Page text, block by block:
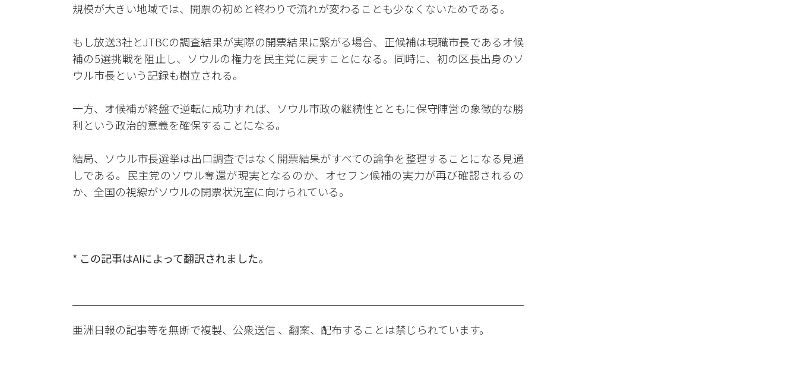
規模が大きい地域では、開票の初めと終わりで流れが変わることも少なくないためである。
もし放送3社とJTBCの調査結果が実際の開票結果に繋がる場合、正候補は現職市長であるオ候
補の5選挑戦を阻止し、ソウルの権力を民主党に戻すことになる。同時に、初の区長出身のソ
ウル市長という記録も樹立される。
一方、オ候補が終盤で逆転に成功すれば、ソウル市政の継続性とともに保守陣営の象徴的な勝
利という政治的意義を確保することになる。
結局、ソウル市長選挙は出口調査ではなく開票結果がすべての論争を整理することになる見通
しである。民主党のソウル奪還が現実となるのか、オセフン候補の実力が再び確認されるの
か、全国の視線がソウルの開票状況室に向けられている。
* この記事はAIによって翻訳されました。
亜洲日報の記事等を無断で複製、公衆送信 、翻案、配布することは禁じられています。